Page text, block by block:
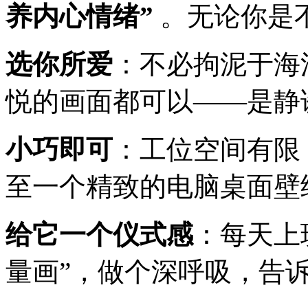
养内心情绪” 。无论你是
选你所爱 ：不必拘泥于
悦的画面都可以——是静
小巧即可：工位空间有
至一个精致的电脑桌面
给它一个仪式感 ：每天
量画”，做个深呼吸，告